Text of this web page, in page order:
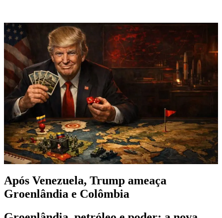
Após Venezuela, Trump ameaça
Groenlândia e Colômbia